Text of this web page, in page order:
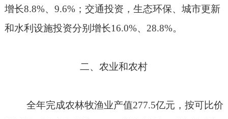
增长8.8%、 9.6%；交通投资，生态环保、城市更新
和水利设施投资分别增长16.0%、 28.8%。
二、农业和农村
全年完成农林牧渔业产值277.5亿元，按可比价